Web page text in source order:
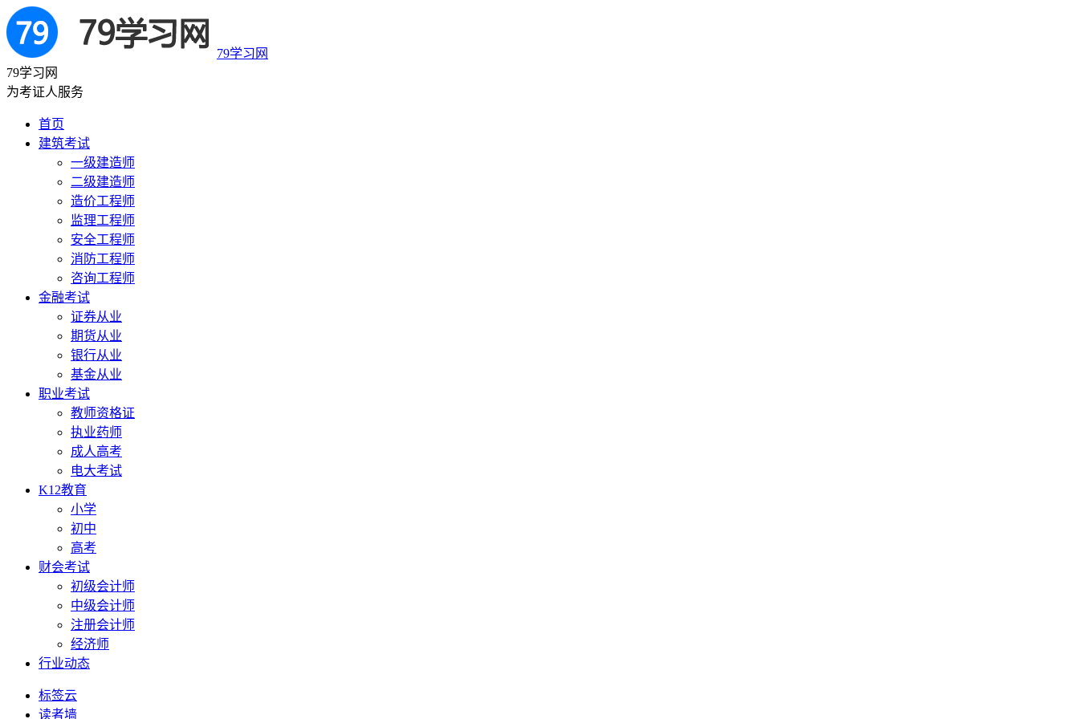
79学习网
79学习网
为考证人服务
首页
建筑考试
一级建造师
二级建造师
造价工程师
监理工程师
安全工程师
消防工程师
咨询工程师
金融考试
证券从业
期货从业
银行从业
基金从业
职业考试
教师资格证
执业药师
成人高考
电大考试
K12教育
小学
初中
高考
财会考试
初级会计师
中级会计师
注册会计师
经济师
行业动态
标签云
读者墙